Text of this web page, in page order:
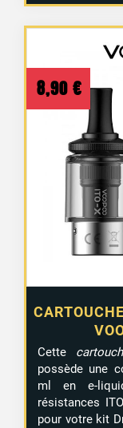
8,90 €
Cette
possède une
ml en e-
résistances
pour votre kit